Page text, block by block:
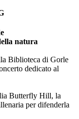
natura
Biblioteca di Gorle
dedicato al
Butterfly Hill, la
per difenderla